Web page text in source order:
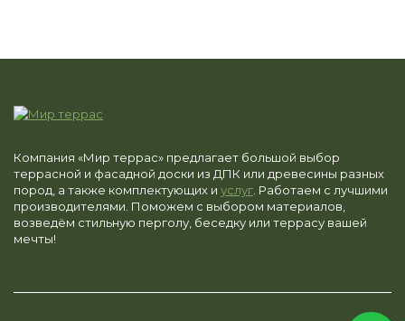
Компания «Мир террас» предлагает большой выбор
террасной и фасадной доски из ДПК или древесины разных
пород, а также комплектующих и услуг . Работаем с лучшими
производителями. Поможем с выбором материалов,
возведём стильную перголу, беседку или террасу вашей
мечты!